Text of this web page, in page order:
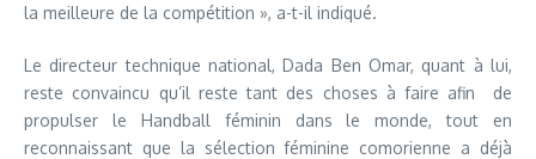
la meilleure de la compétition », a-t-il indiqué.
Le directeur technique national, Dada Ben Omar, quant à lui,
reste convaincu qu’il reste tant des choses à faire afin de
propulser le Handball féminin dans le monde, tout en
reconnaissant que la sélection féminine comorienne a déjà